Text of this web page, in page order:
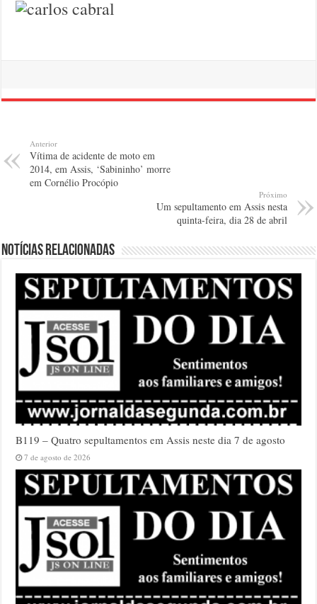
Anterior
Vítima de acidente de moto em
2014, em Assis, ‘Sabininho’ morre
em Cornélio Procópio
Próximo
Um sepultamento em Assis nesta
quinta-feira, dia 28 de abril
Notícias relacionadas
B119 – Quatro sepultamentos em Assis neste dia 7 de agosto
7 de agosto de 2026